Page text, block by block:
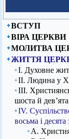
ВСТУП
ВІРА ЦЕРКВИ
МОЛИТВА
ЖИТТЯ
І. Духовне
ІІ. Людина у
ІІІ.
шоста й
IV.
восьма і десята
А.